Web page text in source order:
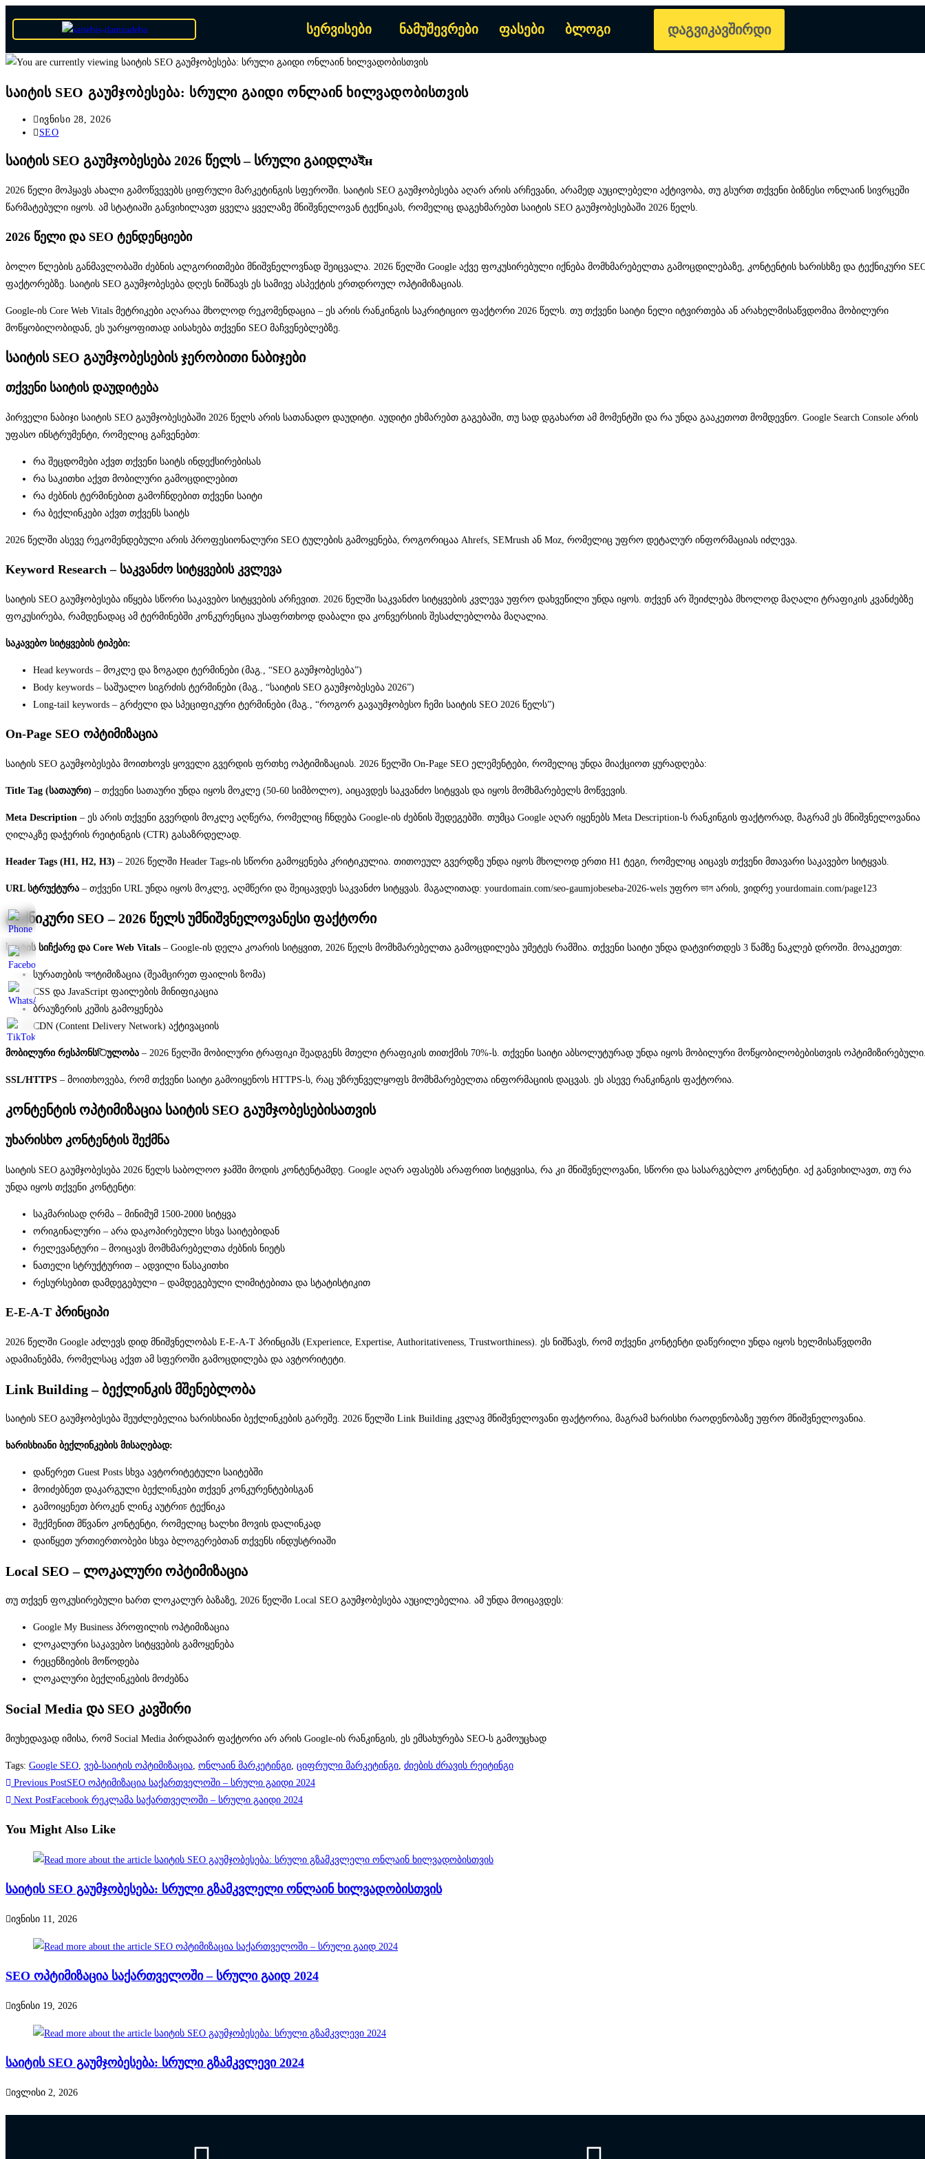
სერვისები ნამუშევრები ფასები ბლოგი დაგვიკავშირდი
საიტის SEO გაუმჯობესება: სრული გაიდი ონლაინ ხილვადობისთვის
ივნისი 28, 2026
SEO
საიტის SEO გაუმჯობესება 2026 წელს – სრული გაიდლაইн
2026 წელი მოჰყავს ახალი გამოწვევებს ციფრული მარკეტინგის სფეროში. საიტის SEO გაუმჯობესება აღარ არის არჩევანი, არამედ აუცილებელი აქტივობა, თუ გსურთ თქვენი ბიზნესი ონლაინ სივრცეში
წარმატებული იყოს. ამ სტატიაში განვიხილავთ ყველა ყველაზე მნიშვნელოვან ტექნიკას, რომელიც დაგეხმარებთ საიტის SEO გაუმჯობესებაში 2026 წელს.
2026 წელი და SEO ტენდენციები
ბოლო წლების განმავლობაში ძებნის ალგორითმები მნიშვნელოვნად შეიცვალა. 2026 წელში Google აქვე ფოკუსირებული იქნება მომხმარებელთა გამოცდილებაზე, კონტენტის ხარისხზე და ტექნიკური
ფაქტორებზე. საიტის SEO გაუმჯობესება დღეს ნიშნავს ეს სამივე ასპექტის ერთდროულ ოპტიმიზაციას.
Google-ის Core Web Vitals მეტრიკები აღარაა მხოლოდ რეკომენდაცია – ეს არის რანკინგის საკრიტიციო ფაქტორი 2026 წელს. თუ თქვენი საიტი ნელი იტვირთება ან არახელმისაწვდომია მობილური
მოწყობილობიდან, ეს უარყოფითად აისახება თქვენი SEO მაჩვენებლებზე.
საიტის SEO გაუმჯობესების ჯერობითი ნაბიჯები
თქვენი საიტის დაუდიტება
პირველი ნაბიჯი საიტის SEO გაუმჯობესებაში 2026 წელს არის სათანადო დაუდიტი. აუდიტი ეხმარებთ გაგებაში, თუ სად დგახართ ამ მომენტში და რა უნდა გააკეთოთ მომდევნო. Google Search Console არის
უფასო ინსტრუმენტი, რომელიც გაჩვენებთ:
რა შეცდომები აქვთ თქვენი საიტს ინდექსირებისას
რა საკითხი აქვთ მობილური გამოცდილებით
რა ძებნის ტერმინებით გამოჩნდებით თქვენი საიტი
რა ბექლინკები აქვთ თქვენს საიტს
2026 წელში ასევე რეკომენდებული არის პროფესიონალური SEO ტულების გამოყენება, როგორიცაა Ahrefs, SEMrush ან Moz, რომელიც უფრო დეტალურ ინფორმაციას იძლევა.
Keyword Research – საკვანძო სიტყვების კვლევა
საიტის SEO გაუმჯობესება იწყება სწორი საკავებო სიტყვების არჩევით. 2026 წელში საკვანძო სიტყვების კვლევა უფრო დახვეწილი უნდა იყოს. თქვენ არ შეიძლება მხოლოდ მაღალი ტრაფიკის კვანძებზე
ფოკუსირება, რამდენადაც ამ ტერმინებში კონკურენცია უსაფრთხოდ დაბალი და კონვერსიის შესაძლებლობა მაღალია.
საკავებო სიტყვების ტიპები:
Head keywords – მოკლე და ზოგადი ტერმინები (მაგ., “SEO გაუმჯობესება”)
Body keywords – საშუალო სიგრძის ტერმინები (მაგ., “საიტის SEO გაუმჯობესება 2026”)
Long-tail keywords – გრძელი და სპეციფიკური ტერმინები (მაგ., “როგორ გავაუმჯობესო ჩემი საიტის SEO 2026 წელს”)
On-Page SEO ოპტიმიზაცია
საიტის SEO გაუმჯობესება მოითხოვს ყოველი გვერდის ფრთხე ოპტიმიზაციას. 2026 წელში On-Page SEO ელემენტები, რომელიც უნდა მიაქციოთ ყურადღება:
Title Tag (სათაური) – თქვენი სათაური უნდა იყოს მოკლე (50-60 სიმბოლო), აიცავდეს საკვანძო სიტყვას და იყოს მომხმარებელს მოწვევის.
Meta Description – ეს არის თქვენი გვერდის მოკლე აღწერა, რომელიც ჩნდება Google-ის ძებნის შედეგებში. თუმცა Google აღარ იყენებს Meta Description-ს რანკინგის ფაქტორად, მაგრამ ეს მნიშვნელოვანია
ღილაკზე დაჭერის რეიტინგის (CTR) გასაზრდელად.
Header Tags (H1, H2, H3) – 2026 წელში Header Tags-ის სწორი გამოყენება კრიტიკულია. თითოეულ გვერდზე უნდა იყოს მხოლოდ ერთი H1 ტეგი, რომელიც აიცავს თქვენი მთავარი საკავებო სიტყვას.
URL სტრუქტურა – თქვენი URL უნდა იყოს მოკლე, აღმწერი და შეიცავდეს საკვანძო სიტყვას. მაგალითად: yourdomain.com/seo-gaumjobeseba-2026-wels უფრო ভাল არის, ვიდრე yourdomain.com/page123
ტექნიკური SEO – 2026 წელს უმნიშვნელოვანესი ფაქტორი
საიტის სიჩქარე და Core Web Vitals – Google-ის დელა კოარის სიტყვით, 2026 წელს მომხმარებელთა გამოცდილება უმეტეს რამშია. თქვენი საიტი უნდა დატვირთდეს 3 წამზე ნაკლებ დროში. მოაკეთეთ:
სურათების অপტიმიზაცია (შეამცირეთ ფაილის ზომა)
CSS და JavaScript ფაილების მინიფიკაცია
ბრაუზერის კეშის გამოყენება
CDN (Content Delivery Network) აქტივაციის
მობილური რესპონსিულობა – 2026 წელში მობილური ტრაფიკი შეადგენს მთელი ტრაფიკის თითქმის 70%-ს. თქვენი საიტი აბსოლუტურად უნდა იყოს მობილური მოწყობილობებისთვის
SSL/HTTPS – მოითხოვება, რომ თქვენი საიტი გამოიყენოს HTTPS-ს, რაც უზრუნველყოფს მომხმარებელთა ინფორმაციის დაცვას. ეს ასევე რანკინგის ფაქტორია.
კონტენტის ოპტიმიზაცია საიტის SEO გაუმჯობესებისათვის
უხარისხო კონტენტის შექმნა
საიტის SEO გაუმჯობესება 2026 წელს საბოლოო ჯამში მოდის კონტენტამდე. Google აღარ აფასებს არაფრით სიტყვისა, რა კი მნიშვნელოვანი, სწორი და სასარგებლო კონტენტი. აქ განვიხილავთ, თუ რა
უნდა იყოს თქვენი კონტენტი:
საკმარისად ღრმა – მინიმუმ 1500-2000 სიტყვა
ორიგინალური – არა დაკოპირებული სხვა საიტებიდან
რელევანტური – მოიცავს მომხმარებელთა ძებნის ნიეტს
ნათელი სტრუქტურით – ადვილი წასაკითხი
რესურსებით დამდეგებული – დამდეგებული ლიმიტებითა და სტატისტიკით
E-E-A-T პრინციპი
2026 წელში Google აძლევს დიდ მნიშვნელობას E-E-A-T პრინციპს (Experience, Expertise, Authoritativeness, Trustworthiness). ეს ნიშნავს, რომ თქვენი კონტენტი დაწერილი უნდა იყოს ხელმისაწვდომი
ადამიანებმა, რომელსაც აქვთ ამ სფეროში გამოცდილება და ავტორიტეტი.
Link Building – ბექლინკის მშენებლობა
საიტის SEO გაუმჯობესება შეუძლებელია ხარისხიანი ბექლინკების გარეშე. 2026 წელში Link Building კვლავ მნიშვნელოვანი ფაქტორია, მაგრამ ხარისხი რაოდენობაზე უფრო მნიშვნელოვანია.
ხარისხიანი ბექლინკების მისაღებად:
დაწერეთ Guest Posts სხვა ავტორიტეტული საიტებში
მოიძებნეთ დაკარგული ბექლინკები თქვენ კონკურენტებისგან
გამოიყენეთ ბროკენ ლინკ აუტრიচ ტექნიკა
შექმენით მწვანო კონტენტი, რომელიც ხალხი მოვის დალინკად
დაიწყეთ ურთიერთობები სხვა ბლოგერებთან თქვენს ინდუსტრიაში
Local SEO – ლოკალური ოპტიმიზაცია
თუ თქვენ ფოკუსირებული ხართ ლოკალურ ბაზაზე, 2026 წელში Local SEO გაუმჯობესება აუცილებელია. ამ უნდა მოიცავდეს:
Google My Business პროფილის ოპტიმიზაცია
ლოკალური საკავებო სიტყვების გამოყენება
რეცენზიების მოწოდება
ლოკალური ბექლინკების მოძებნა
Social Media და SEO კავშირი
მიუხედავად იმისა, რომ Social Media პირდაპირ ფაქტორი არ არის Google-ის რანკინგის, ეს ემსახურება SEO-ს გამოუცხად
Tags: Google SEO ვებ-საიტის ოპტიმიზაცია ონლაინ მარკეტინგი ციფრული მარკეტინგი ძიების ძრავის რეიტინგი
Previous PostSEO ოპტიმიზაცია საქართველოში – სრული გაიდი 2024
Next PostFacebook რეკლამა საქართველოში – სრული გაიდი 2024
You Might Also Like
საიტის SEO გაუმჯობესება: სრული გზამკვლელი ონლაინ ხილვადობისთვის
ივნისი 11, 2026
SEO ოპტიმიზაცია საქართველოში – სრული გაიდ 2024
ივნისი 19, 2026
საიტის SEO გაუმჯობესება: სრული გზამკვლევი 2024
ივლისი 2, 2026